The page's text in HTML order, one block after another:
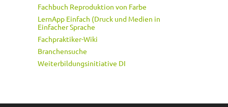
Fachbuch Reproduktion von Farbe
LernApp Einfach (Druck und Medien in
Einfacher Sprache
Fachpraktiker-Wiki
Branchensuche
Weiterbildungsinitiative DI